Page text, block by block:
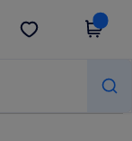
App holen